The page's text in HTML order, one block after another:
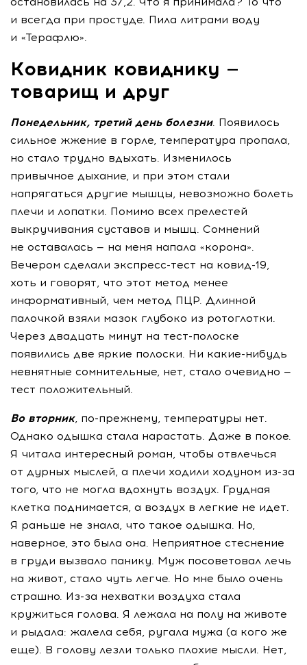
и всегда при простуде. Пила литрами воду
и «Терафлю».
Ковидник ковиднику —
товарищ и друг
Понедельник, третий день болезни. Появилось
сильное жжение в горле, температура пропала,
но стало трудно вдыхать. Изменилось
привычное дыхание, и при этом стали
напрягаться другие мышцы, невозможно болеть
плечи и лопатки. Помимо всех прелестей
выкручивания суставов и мышц. Сомнений
не оставалась — на меня напала «корона».
Вечером сделали экспресс-тест на ковид-19,
хоть и говорят, что этот метод менее
информативный, чем метод ПЦР. Длинной
палочкой взяли мазок глубоко из ротоглотки.
Через двадцать минут на тест-полоске
появились две яркие полоски. Ни какие-нибудь
невнятные сомнительные, нет, стало очевидно —
тест положительный.
Во вторник, по-прежнему, температуры нет.
Однако одышка стала нарастать. Даже в покое.
Я читала интересный роман, чтобы отвлечься
от дурных мыслей, а плечи ходили ходуном из-за
того, что не могла вдохнуть воздух. Грудная
клетка поднимается, а воздух в легкие не идет.
Я раньше не знала, что такое одышка. Но,
наверное, это была она. Неприятное стеснение
в груди вызвало панику. Муж посоветовал лечь
на живот, стало чуть легче. Но мне было очень
страшно. Из-за нехватки воздуха стала
кружиться голова. Я лежала на полу на животе
и рыдала: жалела себя, ругала мужа (а кого же
еще). В голову лезли только плохие мысли. Нет,